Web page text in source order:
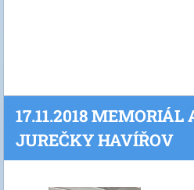
17.11.2018
JUREČKY HAVÍŘOV